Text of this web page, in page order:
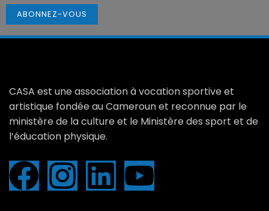
CASA est une association à vocation sportive et
artistique fondée au Cameroun et reconnue par le
ministère de la culture et le Ministère des sport et de
l’éducation physique.